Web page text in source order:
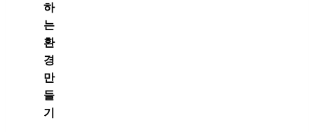
하
는
환
경
만
들
기